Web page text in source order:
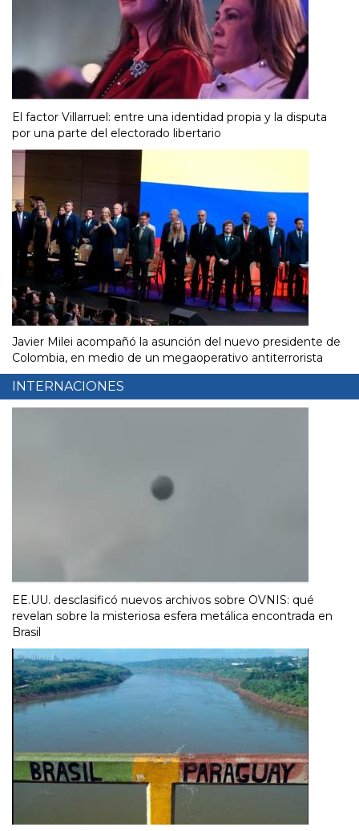
El factor Villarruel: entre una identidad propia y la disputa
por una parte del electorado libertario
Javier Milei acompañó la asunción del nuevo presidente de
Colombia, en medio de un megaoperativo antiterrorista
INTERNACIONES
EE.UU. desclasificó nuevos archivos sobre OVNIS: qué
revelan sobre la misteriosa esfera metálica encontrada en
Brasil